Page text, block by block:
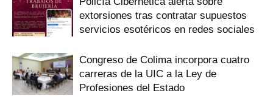
extorsiones tras contratar supuestos
servicios esotéricos en redes sociales
Congreso de Colima incorpora cuatro
carreras de la UIC a la Ley de
Profesiones del Estado